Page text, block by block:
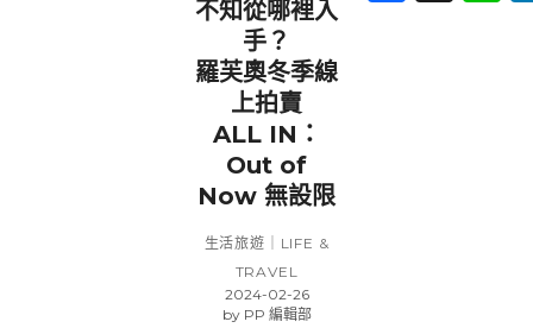
不知從哪裡入
手？
羅芙奧冬季線
上拍賣
ALL IN：
Out of
Now 無設限
生活旅遊｜LIFE &
TRAVEL
2024-02-26
byPP 編輯部